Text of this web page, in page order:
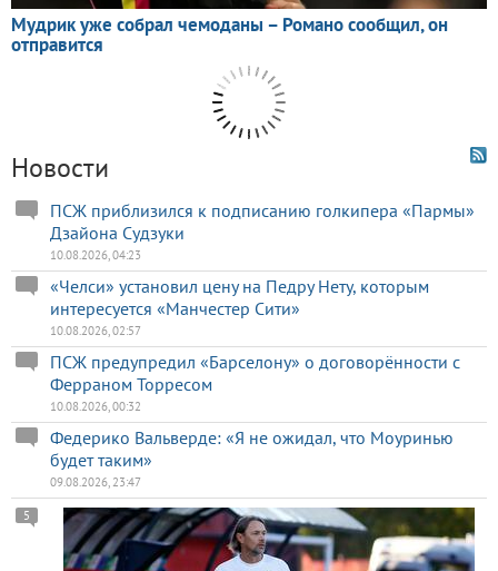
Новости
ПСЖ приблизился к подписанию голкипера «Пармы»
Дзайона Судзуки
10.08.2026, 04:23
«Челси» установил цену на Педру Нету, которым
интересуется «Манчестер Сити»
10.08.2026, 02:57
ПСЖ предупредил «Барселону» о договорённости с
Ферраном Торресом
10.08.2026, 00:32
Федерико Вальверде: «Я не ожидал, что Моуринью
будет таким»
09.08.2026, 23:47
5